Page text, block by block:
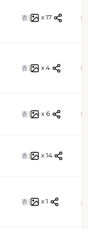
香港 越野跑
x 17
香港 越野跑
x 4
香港 越野跑
x 6
香港 路跑
x 14
香港 格鬥武
x 1